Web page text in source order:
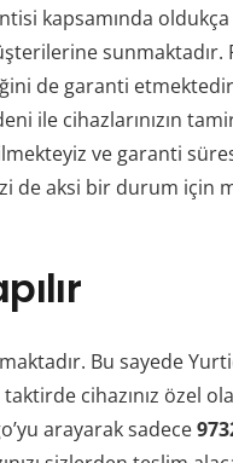
kapsamında
de garanti
ile cihazlarınızın
ve garanti
aksi bir durum için
Bu sayede
taktirde cihazınız
arayarak sadece